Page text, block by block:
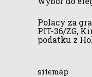
Polacy za
PIT-36/ZG,
podatku z
sitemap